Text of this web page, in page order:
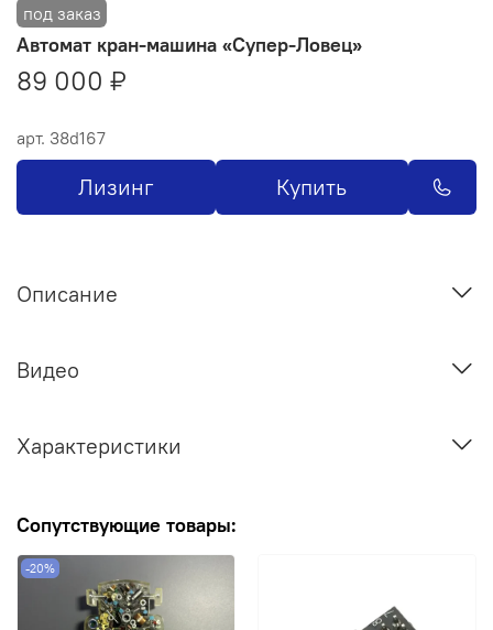
арт. 38d167
Автомат кран-машина «Супер-Ловец»
89 000 ₽
Лизинг Купить
Описание
Видео
Характеристики
Сопутствующие товары:
-20%